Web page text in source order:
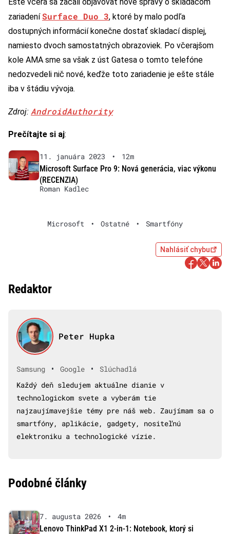
zariadeníSurface Duo 3, ktoré by malo podľa
dostupných informácií konečne dostať skladací displej,
namiesto dvoch samostatných obrazoviek. Po včerajšom
kole AMA sme sa však z úst Gatesa o tomto telefóne
nedozvedeli nič nové, keďže toto zariadenie je ešte stále
iba v štádiu vývoja.
Zdroj: AndroidAuthority
Prečítajte si aj:
11. januára 2023 •
12m
Microsoft Surface Pro 9: Nová generácia, viac výkonu
(RECENZIA)
Roman Kadlec
Microsoft • Ostatné • Smartfóny
Nahlásiť chybu
Redaktor
Peter Hupka
Samsung • Google •
Slúchadlá
Každý deň sledujem aktuálne dianie v
technologickom svete a vyberám tie
najzaujímavejšie témy pre náš web. Zaujímam sa o
smartfóny, aplikácie, gadgety, nositeľnú
elektroniku a technologické vízie.
Podobné články
7. augusta 2026 •
4m
Lenovo ThinkPad X1 2-in-1: Notebook, ktorý si